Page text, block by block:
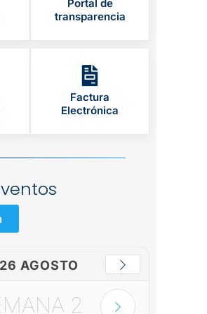
Portal de
transparencia
Factura
Electrónica
AGOSTO
2